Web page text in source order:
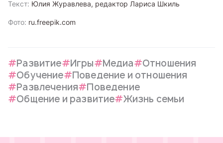
Текст: Юлия Журавлева, редактор Лариса Шкиль
Фото: ru.freepik.com
Развитие Игры Медиа
Отношения
Обучение
Поведение и отношения
Развлечения
Поведение
Общение и развитие
Жизнь семьи